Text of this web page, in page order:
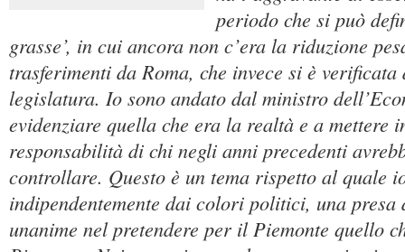
periodo che si può
grasse’, in cui ancora non c’era la riduzione
trasferimenti da Roma, che invece si è verificata
legislatura. Io sono andato dal ministro
evidenziare quella che era la realtà e a mettere
responsabilità di chi negli anni precedenti
controllare. Questo è un tema rispetto al quale
indipendentemente dai colori politici, una presa
unanime nel pretendere per il Piemonte quello